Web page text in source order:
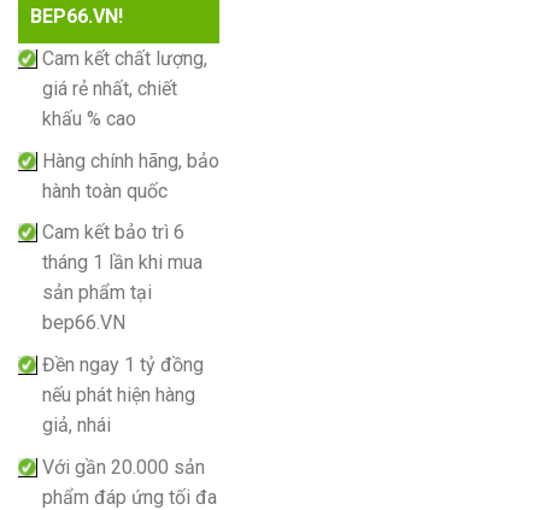
BEP66.VN!
Cam kết chất lượng,
giá rẻ nhất, chiết
khấu % cao
Hàng chính hãng, bảo
hành toàn quốc
Cam kết bảo trì 6
tháng 1 lần khi mua
sản phẩm tại
bep66.VN
Đền ngay 1 tỷ đồng
nếu phát hiện hàng
giả, nhái
Với gần 20.000 sản
phẩm đáp ứng tối đa